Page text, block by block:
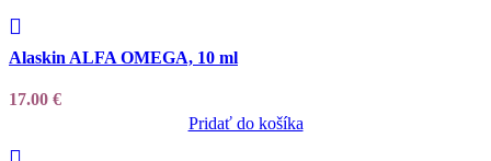
Add to wishlist
Alaskin ALFA OMEGA, 10 ml
17.00 €
Pridať do košíka